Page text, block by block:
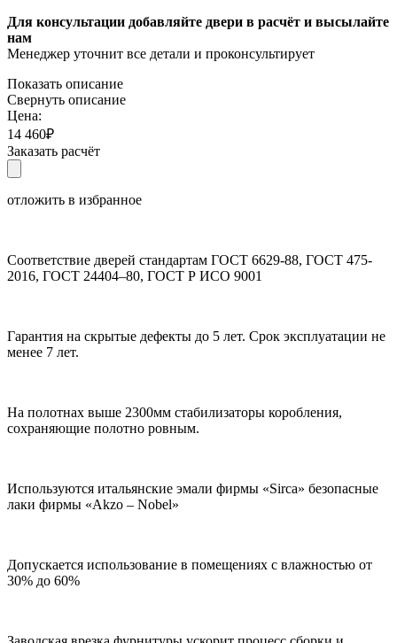
Для консультации добавляйте двери в расчёт и высылайте
нам
Менеджер уточнит все детали и проконсультирует
Показать описание
Свернуть описание
Цена:
14 460₽
Заказать расчёт
отложить в избранное
Соответствие дверей стандартам ГОСТ 6629-88, ГОСТ 475-
2016, ГОСТ 24404–80, ГОСТ Р ИСО 9001
Гарантия на скрытые дефекты до 5 лет. Срок эксплуатации не
менее 7 лет.
На полотнах выше 2300мм стабилизаторы коробления,
сохраняющие полотно ровным.
Используются итальянские эмали фирмы «Sirca» безопасные
лаки фирмы «Akzo – Nobel»
Допускается использование в помещениях с влажностью от
30% до 60%